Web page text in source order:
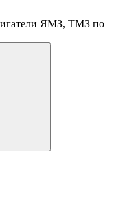
ЯМЗ, ТМЗ по